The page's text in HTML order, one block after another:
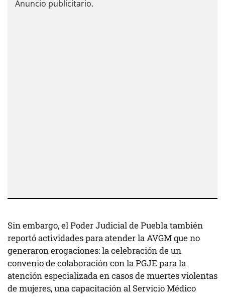
Sin embargo, el Poder Judicial de Puebla también
reportó actividades para atender la AVGM que no
generaron erogaciones: la celebración de un
convenio de colaboración con la PGJE para la
atención especializada en casos de muertes violentas
de mujeres, una capacitación al Servicio Médico